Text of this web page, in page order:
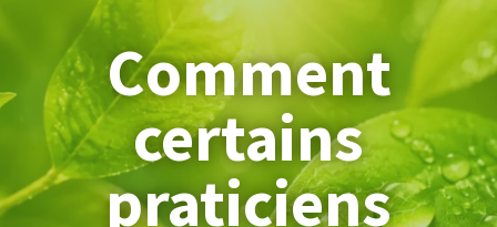
Comment
certains
praticiens